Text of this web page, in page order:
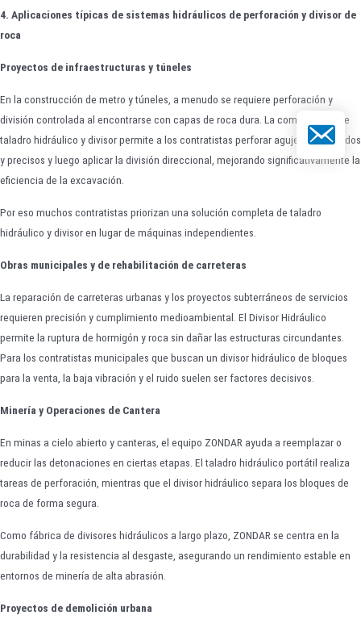
4. Aplicaciones típicas de sistemas hidráulicos de perforación y divisor de
roca
Proyectos de infraestructuras y túneles
En la construcción de metro y túneles, a menudo se requiere perforación y
división controlada al encontrarse con capas de roca dura. La combinación de
taladro hidráulico y divisor permite a los contratistas perforar agujeros profundos
y precisos y luego aplicar la división direccional, mejorando significativamente la
eficiencia de la excavación.
Por eso muchos contratistas priorizan una solución completa de taladro
hidráulico y divisor en lugar de máquinas independientes.
Obras municipales y de rehabilitación de carreteras
La reparación de carreteras urbanas y los proyectos subterráneos de servicios
requieren precisión y cumplimiento medioambiental. El Divisor Hidráulico
permite la ruptura de hormigón y roca sin dañar las estructuras circundantes.
Para los contratistas municipales que buscan un divisor hidráulico de bloques
para la venta, la baja vibración y el ruido suelen ser factores decisivos.
Minería y Operaciones de Cantera
En minas a cielo abierto y canteras, el equipo ZONDAR ayuda a reemplazar o
reducir las detonaciones en ciertas etapas. El taladro hidráulico portátil realiza
tareas de perforación, mientras que el divisor hidráulico separa los bloques de
roca de forma segura.
Como fábrica de divisores hidráulicos a largo plazo, ZONDAR se centra en la
durabilidad y la resistencia al desgaste, asegurando un rendimiento estable en
entornos de minería de alta abrasión.
Proyectos de demolición urbana
Correo